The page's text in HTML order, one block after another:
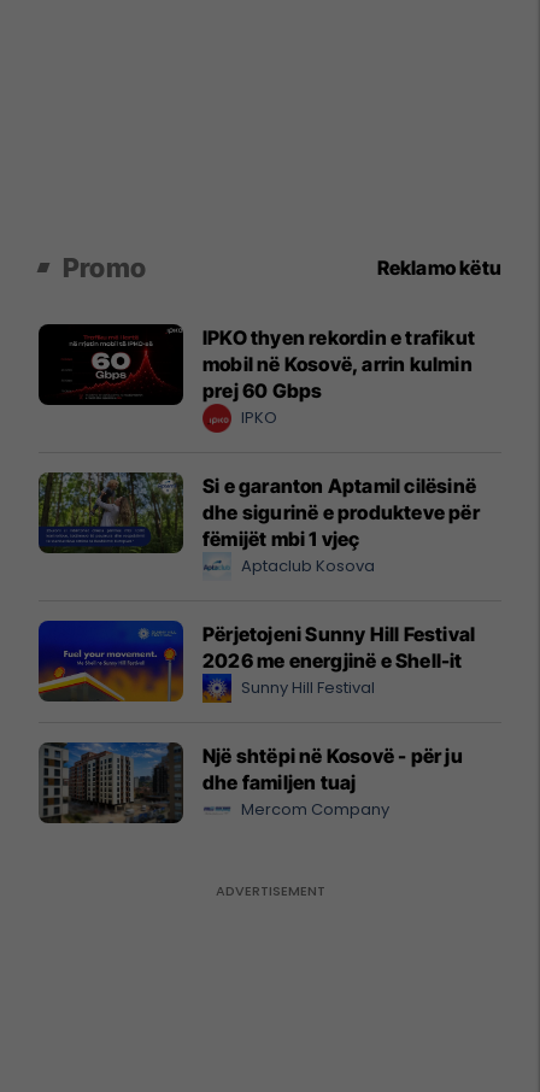
Promo Reklamo këtu
IPKO thyen rekordin e trafikut
mobil në Kosovë, arrin kulmin
prej 60 Gbps
IPKO
Si e garanton Aptamil cilësinë
dhe sigurinë e produkteve për
fëmijët mbi 1 vjeç
Aptaclub Kosova
Përjetojeni Sunny Hill Festival
2026 me energjinë e Shell-it
Sunny Hill Festival
Një shtëpi në Kosovë - për ju
dhe familjen tuaj
Mercom Company